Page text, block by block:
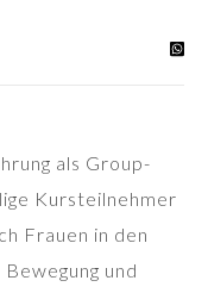
als Group-
Kursteilnehmer
Frauen in den
und